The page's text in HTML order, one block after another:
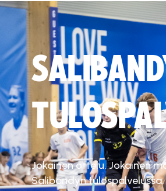
Jokainen ottelu. Jokainen
Salibandyn tulospalvelussa.